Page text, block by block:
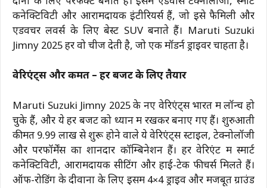
कनेक्टिविटी और आरामदायक इंटीरियर्स हैं, जो इसे फैमिली और
एडवेंचर लवर्स के लिए बेस्ट SUV बनाते हैं। Maruti Suzuki
Jimny 2025 हर वो चीज देती है, जो एक मॉडर्न ड्राइवर चाहता है।
वेरिएंट्स और कीमत – हर बजट के लिए तैयार
Maruti Suzuki Jimny 2025 के नए वेरिएंट्स भारत में लॉन्च हो
चुके हैं, और ये हर बजट को ध्यान में रखकर बनाए गए हैं। शुरुआती
कीमत ₹9.99 लाख से शुरू होने वाले ये वेरिएंट्स स्टाइल, टेक्नोलॉजी
और परफॉर्मेंस का शानदार कॉम्बिनेशन हैं। हर वेरिएंट में स्मार्ट
कनेक्टिविटी, आरामदायक सीटिंग और हाई-टेक फीचर्स मिलते हैं।
ऑफ-रोडिंग के दीवानों के लिए इसमें 4×4 ड्राइव और मजबूत ग्राउंड